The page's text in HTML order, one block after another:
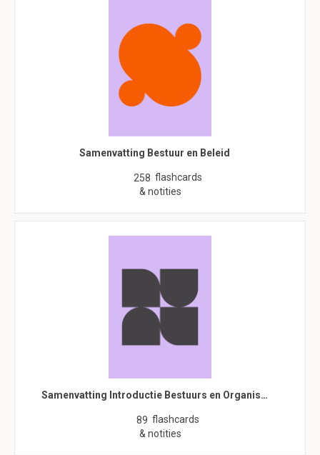
Samenvatting Bestuur en Beleid
258 flashcards
& notities
Samenvatting Introductie Bestuurs en Organis…
89 flashcards
& notities